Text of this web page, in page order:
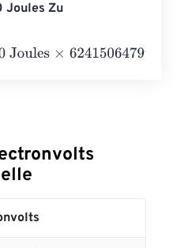
Joules Zu
×